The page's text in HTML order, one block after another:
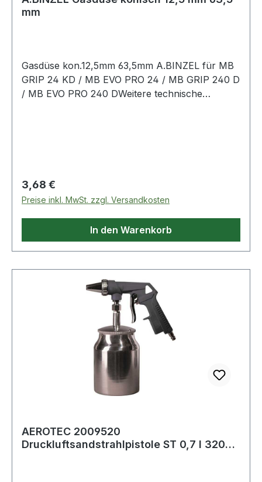
mm
Gasdüse kon.12,5mm 63,5mm A.BINZEL für MB
GRIP 24 KD / MB EVO PRO 24 / MB GRIP 240 D
/ MB EVO PRO 240 DWeitere technische
Regulärer Preis:
3,68 €
Preise inkl. MwSt. zzgl. Versandkosten
In den Warenkorb
AEROTEC 2009520
Druckluftsandstrahlpistole ST 0,7 l 320